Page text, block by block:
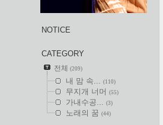
NOTICE
CATEGORY
전체 (209)
내 맘 속... (110)
무지개 너머 (55)
가내수공... (3)
노래의 꿈 (44)